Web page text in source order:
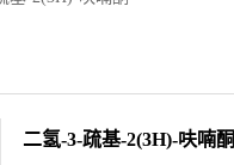
二氢-3-疏基-2(3H)-呋喃酮